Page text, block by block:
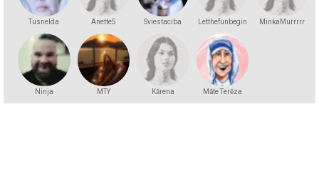
Tusnelda Anette5 Sviestaciba Letthefunbegin MinkaMurrrrr
Ninja MTY Kārena Māte Terēza